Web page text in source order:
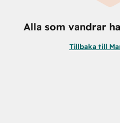
Alla som vandrar
Tillbaka till